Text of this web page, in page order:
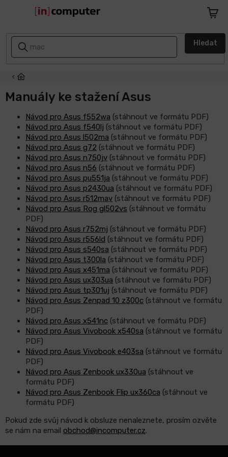
Hledat
AKCE
SLEVY
DO
ŠKOLY
Notebooky
Počítače
Telefony
tablety
Apple
LCD
monitory
Příslušenství
Značky
Manuály ke stažení Asus
Návod pro Asus f552wa (stáhnout ve formátu PDF)
Návod pro Asus f540lj (stáhnout ve formátu PDF)
Návod pro Asus l502ma (stáhnout ve formátu PDF)
Návod pro Asus g72 (stáhnout ve formátu PDF)
Návod pro Asus n750jv (stáhnout ve formátu PDF)
Návod pro Asus n56 (stáhnout ve formátu PDF)
Návod pro Asus pu551ja (stáhnout ve formátu PDF)
Návod pro Asus p2430ua (stáhnout ve formátu PDF)
Návod pro Asus r512mav (stáhnout ve formátu PDF)
Návod pro Asus Rog gl502vs (stáhnout ve formátu
PDF)
Návod pro Asus r752mj (stáhnout ve formátu PDF)
Návod pro Asus r556ld (stáhnout ve formátu PDF)
Návod pro Asus s540sa (stáhnout ve formátu PDF)
Návod pro Asus t300la (stáhnout ve formátu PDF)
Návod pro Asus x451ma (stáhnout ve formátu PDF)
Návod pro Asus ux303ua (stáhnout ve formátu PDF)
Návod pro Asus tp301uj (stáhnout ve formátu PDF)
Návod pro Asus Zenpad 10 z300c (stáhnout ve formátu
PDF)
Návod pro Asus x541nc (stáhnout ve formátu PDF)
Návod pro Asus Vivobook x540sa (stáhnout ve formátu
PDF)
Návod pro Asus Vivobook e403sa (stáhnout ve formátu
PDF)
Návod pro Asus Zenbook ux330ua (stáhnout ve
formátu PDF)
Návod pro Asus Zenbook Flip ux360ca (stáhnout ve
formátu PDF)
Pokud zde svůj návod k obsluze nenaleznete, prosím ozvěte
se nám na email obchod@incomputer.cz.